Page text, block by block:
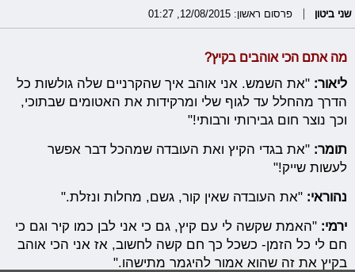
שני ביטון פרסום ראשון: 12/08/2015, 01:27
מה אתם הכי אוהבים בקיץ?
ליאור: "את השמש. אני אוהב איך שהקרניים שלה גולשות כל
הדרך מהחלל עד לגוף שלי ומרקידות את האטומים שבתוכי,
וכך נוצר חום גבירותי ורבותי!"
תומר: "את בגדי הקיץ ואת העובדה שמהכל דבר אפשר
לעשות שייק!"
נהוראי: "את העובדה שאין קור, גשם, מחלות ונזלת."
ירמי: "האמת שקשה לי עם קיץ, גם כי אני לבן כמו קיר וגם כי
חם לי כל הזמן- כשכל כך חם קשה לחשוב, אז אני הכי אוהב
בקיץ את זה שהוא אמור להיגמר מתישהו."